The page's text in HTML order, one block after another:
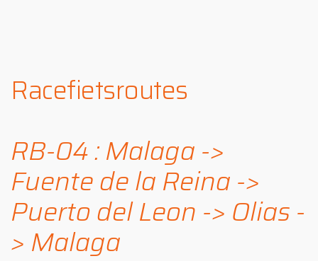
Racefietsroutes
RB-04 : Malaga ->
Fuente de la Reina ->
Puerto del Leon -> Olias -
> Malaga